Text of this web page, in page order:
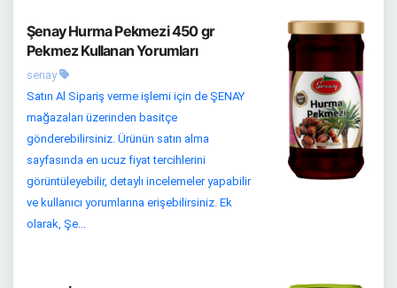
Şenay Hurma Pekmezi 450 gr
Pekmez Kullanan Yorumları
senay
Satın Al Sipariş verme işlemi için de ŞENAY
mağazaları üzerinden basitçe
gönderebilirsiniz. Ürünün satın alma
sayfasında en ucuz fiyat tercihlerini
görüntüleyebilir, detaylı incelemeler yapabilir
ve kullanıcı yorumlarına erişebilirsiniz. Ek
olarak, Şe...